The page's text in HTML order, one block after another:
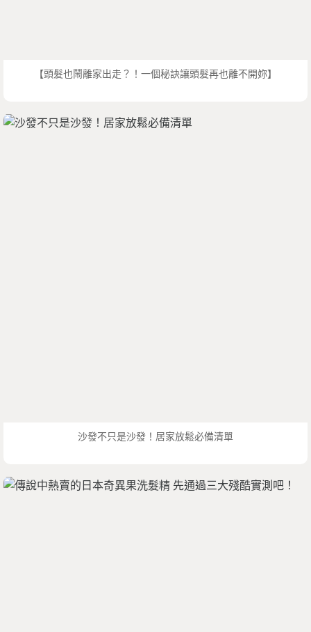
【頭髮也鬧離家出走？！一個秘訣讓頭髮再也離不開妳】
沙發不只是沙發！居家放鬆必備清單